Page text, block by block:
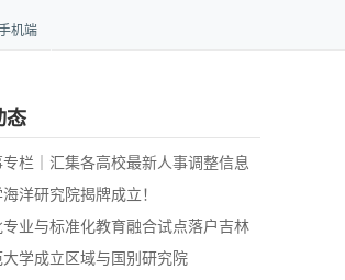
机端
态
栏｜汇集各高校最新人事调整信息
洋研究院揭牌成立！
业与标准化教育融合试点落户吉林
学成立区域与国别研究院